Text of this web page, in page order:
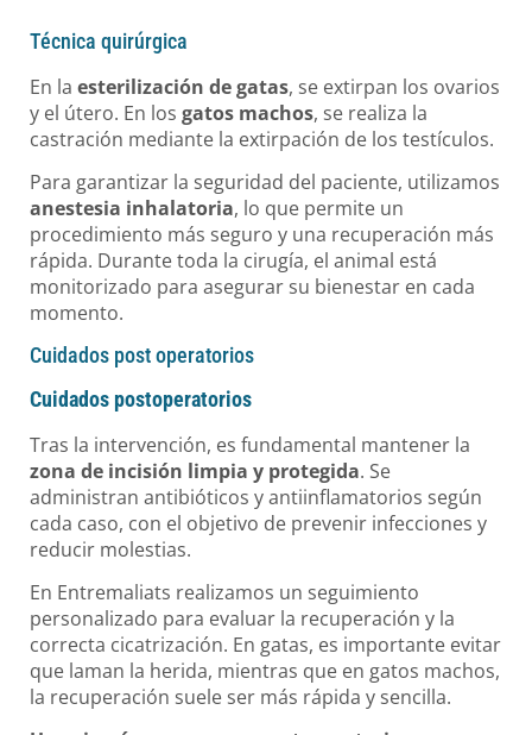
Técnica quirúrgica
En la esterilización de gatas, se extirpan los ovarios
y el útero. En los gatos machos, se realiza la
castración mediante la extirpación de los testículos.
Para garantizar la seguridad del paciente, utilizamos
anestesia inhalatoria, lo que permite un
procedimiento más seguro y una recuperación más
rápida. Durante toda la cirugía, el animal está
monitorizado para asegurar su bienestar en cada
momento.
Cuidados post operatorios
Cuidados postoperatorios
Tras la intervención, es fundamental mantener la
zona de incisión limpia y protegida. Se
administran antibióticos y antiinflamatorios según
cada caso, con el objetivo de prevenir infecciones y
reducir molestias.
En Entremaliats realizamos un seguimiento
personalizado para evaluar la recuperación y la
correcta cicatrización. En gatas, es importante evitar
que laman la herida, mientras que en gatos machos,
la recuperación suele ser más rápida y sencilla.